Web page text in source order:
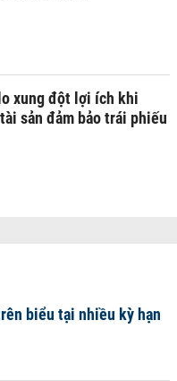
xung đột lợi ích khi
sản đảm bảo trái phiếu
biểu tại nhiều kỳ hạn